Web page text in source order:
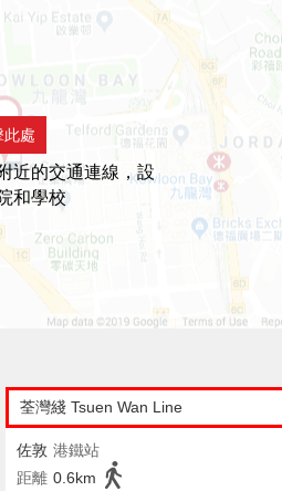
此處
近的交通連線，設
和學校
荃灣綫 Tsuen Wan Line
佐敦 港鐵站
距離 0.6km